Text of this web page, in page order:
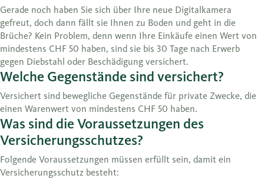
Gerade noch haben Sie sich über Ihre neue Digitalkamera
gefreut, doch dann fällt sie Ihnen zu Boden und geht in die
Brüche? Kein Problem, denn wenn Ihre Einkäufe einen Wert von
mindestens CHF 50 haben, sind sie bis 30 Tage nach Erwerb
gegen Diebstahl oder Beschädigung versichert.
Welche Gegenstände sind versichert?
Versichert sind bewegliche Gegenstände für private Zwecke, die
einen Warenwert von mindestens CHF 50 haben.
Was sind die Voraussetzungen des
Versicherungsschutzes?
Folgende Voraussetzungen müssen erfüllt sein, damit ein
Versicherungsschutz besteht: